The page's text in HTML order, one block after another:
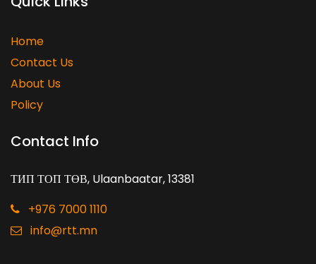
Home
Contact Us
About Us
Policy
Contact Info
ТИП ТОП ТӨВ, Ulaanbaatar, 13381
+976 7000 1110
info@rtt.mn